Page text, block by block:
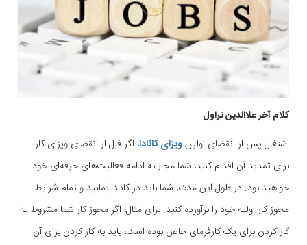
کلام آخر علاالدین تراول
اشتغال پس از انقضای اولینویزای کانادا، اگر قبل از انقضای ویزای کار
برای تمدید آن اقدام کنید، شما مجاز به ادامه فعالیت‌های حرفه‌ای خود
خواهید بود. در طول این مدت، شما باید در کانادا بمانید و تمام شرایط
مجوز کار اولیه خود را برآورده کنید. برای مثال، اگر مجوز کار شما مشروط به
کار کردن برای یک کارفرمای خاص بوده است، باید به کار کردن برای آن